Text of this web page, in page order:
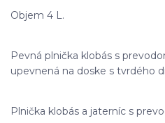
Objem 4 L.
Pevná plnička klobás s
upevnená na doske s tvrdého
Plnička klobás a jaterníc s